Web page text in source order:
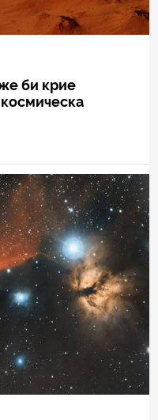
би крие